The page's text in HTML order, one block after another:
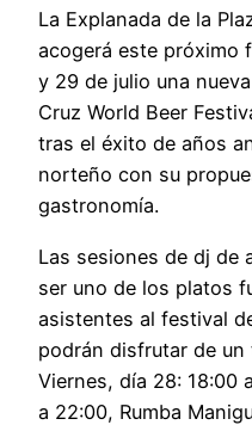
La Explanada de la
acogerá este próximo
y 29 de julio una
Cruz World Beer
tras el éxito de años
norteño con su
gastronomía.
Las sesiones de dj de
ser uno de los platos
asistentes al festival
podrán disfrutar de
Viernes, día 28: 18:00
a 22:00, Rumba